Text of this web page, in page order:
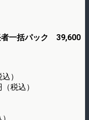
者一括パック 39,600
）
税込）